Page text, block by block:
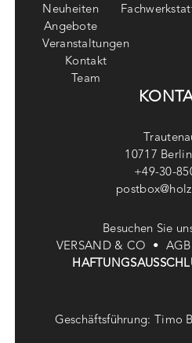
Neuheiten
Angebote
Veranstaltungen
Kontakt
Team
10717
+49-30-
Besuchen Sie
VERSAND & CO •
Geschäftsführung: Timo